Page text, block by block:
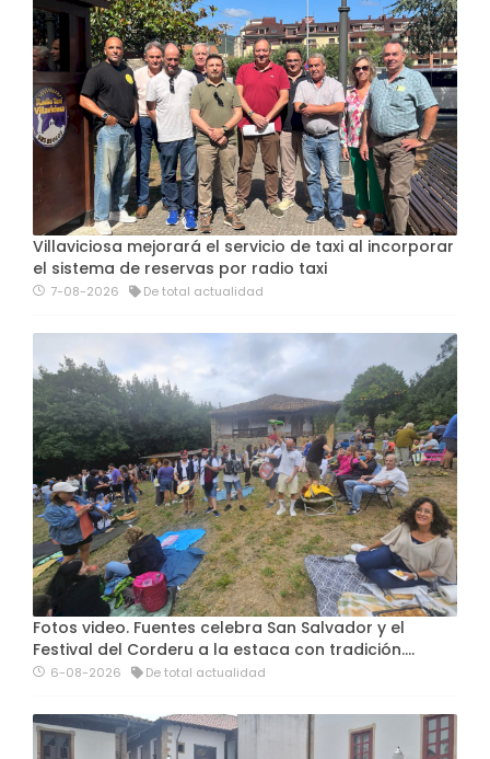
Villaviciosa mejorará el servicio de taxi al incorporar
el sistema de reservas por radio taxi
7-08-2026 De total actualidad
Fotos video. Fuentes celebra San Salvador y el
Festival del Corderu a la estaca con tradición....
6-08-2026 De total actualidad